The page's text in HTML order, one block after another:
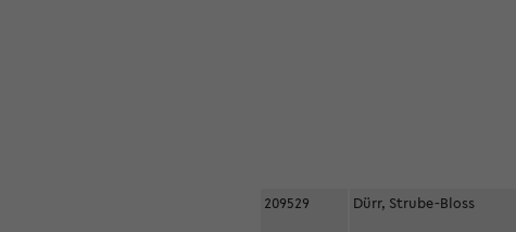
209529 Dürr, Strube-Bloss